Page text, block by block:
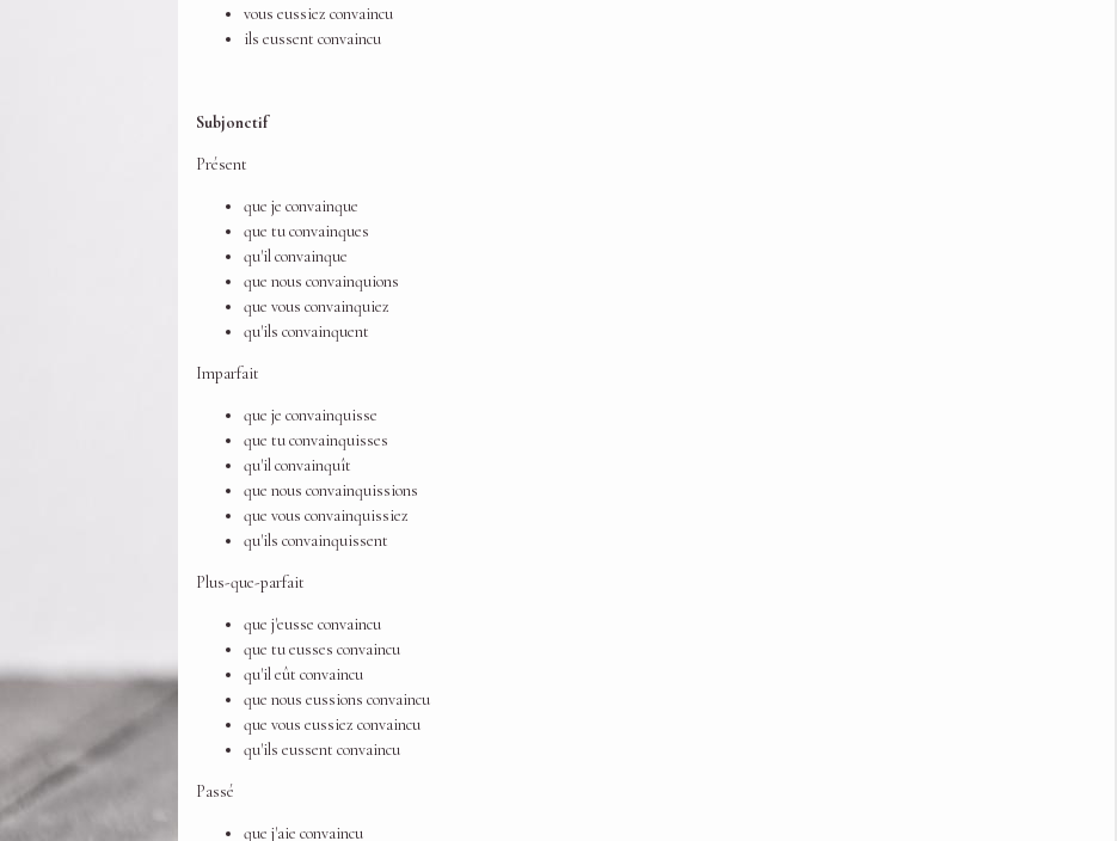
vous eussiez convaincu
ils eussent convaincu
Subjonctif
Présent
que je convainque
que tu convainques
qu'il convainque
que nous convainquions
que vous convainquiez
qu'ils convainquent
Imparfait
que je convainquisse
que tu convainquisses
qu'il convainquît
que nous convainquissions
que vous convainquissiez
qu'ils convainquissent
Plus-que-parfait
que j'eusse convaincu
que tu eusses convaincu
qu'il eût convaincu
que nous eussions convaincu
que vous eussiez convaincu
qu'ils eussent convaincu
Passé
que j'aie convaincu